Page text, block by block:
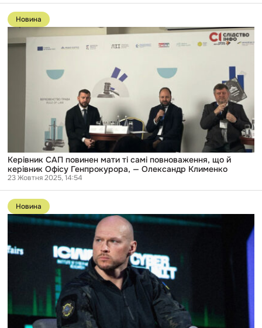
Перейти
до
публікації
Керівник
САП
Генпрокурора,
Олександр
Клименко
Новина
Керівник САП повинен мати ті самі повноваження, що й
керівник Офісу Генпрокурора, — Олександр Клименко
23 Жовтня 2025, 14:54
Перейти
до
публікації
Фігурант
Ілля
Вітюк
Службі
безпеки
кажуть,
Новина